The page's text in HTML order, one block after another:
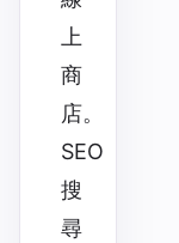
上
商
店。
SEO
搜
尋